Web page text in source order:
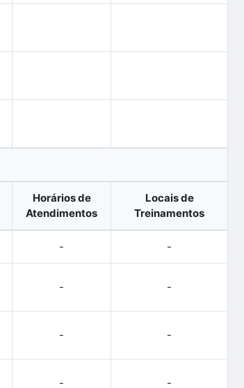
Horários de
Atendimentos
Locais de
Treinamentos
- -
- -
- -
- -